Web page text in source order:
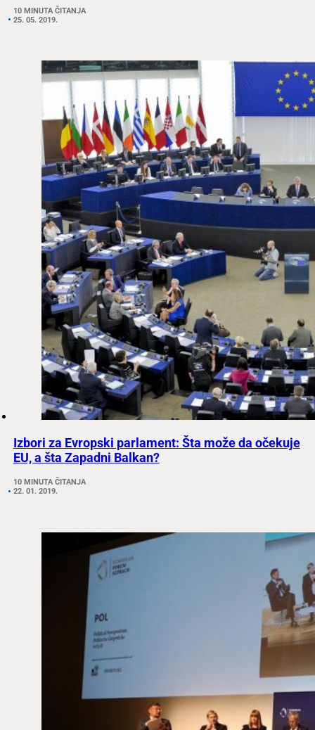
10 MINUTA ČITANJA
25. 05. 2019.
Izbori za Evropski parlament: Šta može da očekuje
EU, a šta Zapadni Balkan?
10 MINUTA ČITANJA
22. 01. 2019.